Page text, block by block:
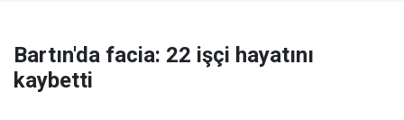
Bartın'da facia: 22 işçi hayatını
kaybetti